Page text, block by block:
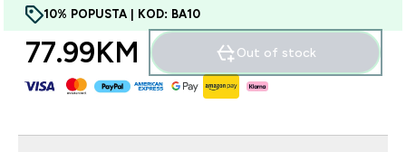
10% POPUSTA | KOD: BA10
77.99KM‎ Out of stock